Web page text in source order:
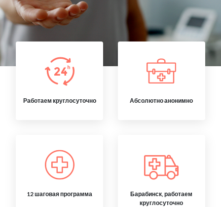
Работаем круглосуточно Абсолютно анонимно
12 шаговая программа
Барабинск, работаем
круглосуточно